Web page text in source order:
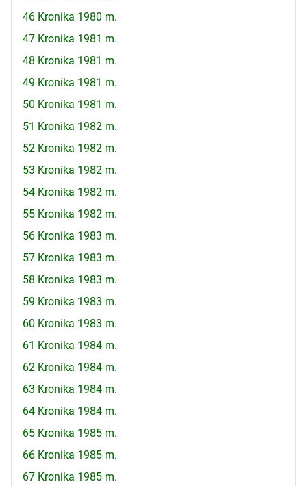
46 Kronika 1980 m.
47 Kronika 1981 m.
48 Kronika 1981 m.
49 Kronika 1981 m.
50 Kronika 1981 m.
51 Kronika 1982 m.
52 Kronika 1982 m.
53 Kronika 1982 m.
54 Kronika 1982 m.
55 Kronika 1982 m.
56 Kronika 1983 m.
57 Kronika 1983 m.
58 Kronika 1983 m.
59 Kronika 1983 m.
60 Kronika 1983 m.
61 Kronika 1984 m.
62 Kronika 1984 m.
63 Kronika 1984 m.
64 Kronika 1984 m.
65 Kronika 1985 m.
66 Kronika 1985 m.
67 Kronika 1985 m.